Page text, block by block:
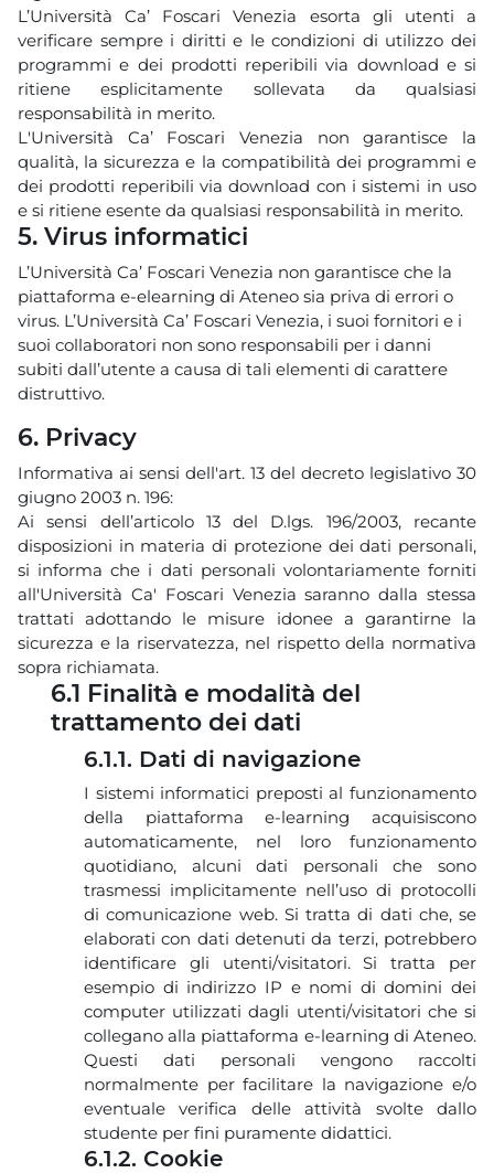
L’Università Ca’ Foscari Venezia esorta gli utenti a
verificare sempre i diritti e le condizioni di utilizzo dei
programmi e dei prodotti reperibili via download e si
ritiene esplicitamente sollevata da qualsiasi
responsabilità in merito.
L'Università Ca’ Foscari Venezia non garantisce la
qualità, la sicurezza e la compatibilità dei programmi e
dei prodotti reperibili via download con i sistemi in uso
e si ritiene esente da qualsiasi responsabilità in merito.
5. Virus informatici
L’Università Ca’ Foscari Venezia non garantisce che la
piattaforma e-elearning di Ateneo sia priva di errori o
virus. L’Università Ca’ Foscari Venezia, i suoi fornitori e i
suoi collaboratori non sono responsabili per i danni
subiti dall’utente a causa di tali elementi di carattere
distruttivo.
6. Privacy
Informativa ai sensi dell'art. 13 del decreto legislativo 30
giugno 2003 n. 196:
Ai sensi dell’articolo 13 del D.lgs. 196/2003, recante
disposizioni in materia di protezione dei dati personali,
si informa che i dati personali volontariamente forniti
all'Università Ca' Foscari Venezia saranno dalla stessa
trattati adottando le misure idonee a garantirne la
sicurezza e la riservatezza, nel rispetto della normativa
sopra richiamata.
6.1 Finalità e modalità del
trattamento dei dati
6.1.1. Dati di navigazione
I sistemi informatici preposti al funzionamento
della piattaforma e-learning acquisiscono
automaticamente, nel loro funzionamento
quotidiano, alcuni dati personali che sono
trasmessi implicitamente nell’uso di protocolli
di comunicazione web. Si tratta di dati che, se
elaborati con dati detenuti da terzi, potrebbero
identificare gli utenti/visitatori. Si tratta per
esempio di indirizzo IP e nomi di domini dei
computer utilizzati dagli utenti/visitatori che si
collegano alla piattaforma e-learning di Ateneo.
Questi dati personali vengono raccolti
normalmente per facilitare la navigazione e/o
eventuale verifica delle attività svolte dallo
studente per fini puramente didattici.
6.1.2. Cookie